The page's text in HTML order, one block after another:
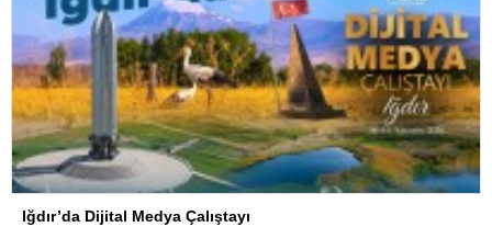
Iğdır’da Dijital Medya Çalıştayı